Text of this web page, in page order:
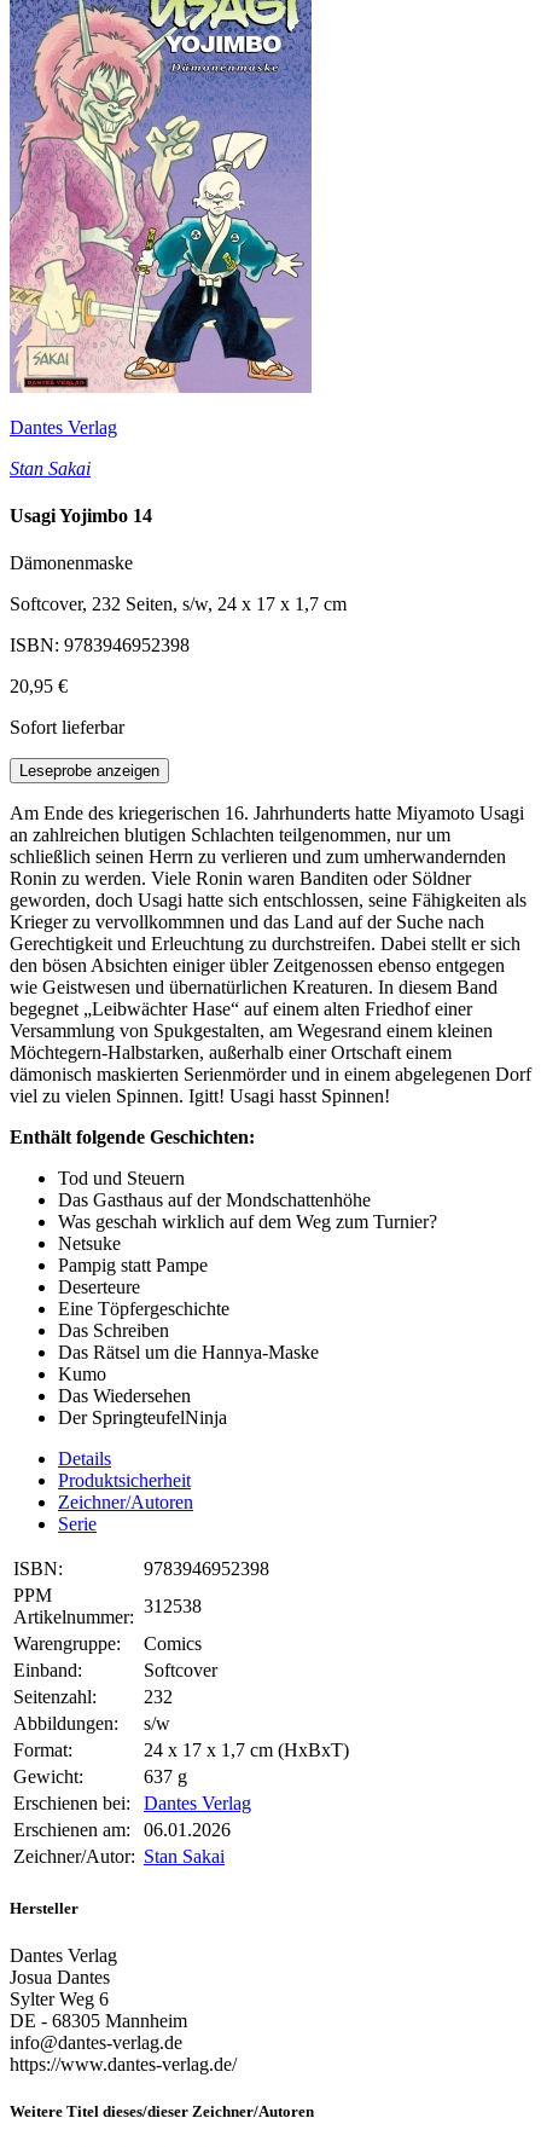
Dantes Verlag
Stan Sakai
Usagi Yojimbo 14
Dämonenmaske
Softcover, 232 Seiten, s/w, 24 x 17 x 1,7 cm
ISBN: 9783946952398
20,95 €
Sofort lieferbar
Leseprobe anzeigen
Am Ende des kriegerischen 16. Jahrhunderts hatte Miyamoto Usagi
an zahlreichen blutigen Schlachten teilgenommen, nur um
schließlich seinen Herrn zu verlieren und zum umherwandernden
Ronin zu werden. Viele Ronin waren Banditen oder Söldner
geworden, doch Usagi hatte sich entschlossen, seine Fähigkeiten als
Krieger zu vervollkommnen und das Land auf der Suche nach
Gerechtigkeit und Erleuchtung zu durchstreifen. Dabei stellt er sich
den bösen Absichten einiger übler Zeitgenossen ebenso entgegen
wie Geistwesen und übernatürlichen Kreaturen. In diesem Band
begegnet „Leibwächter Hase“ auf einem alten Friedhof einer
Versammlung von Spukgestalten, am Wegesrand einem kleinen
Möchtegern-Halbstarken, außerhalb einer Ortschaft einem
dämonisch maskierten Serienmörder und in einem abgelegenen Dorf
viel zu vielen Spinnen. Igitt! Usagi hasst Spinnen!
Enthält folgende Geschichten:
Tod und Steuern
Das Gasthaus auf der Mondschattenhöhe
Was geschah wirklich auf dem Weg zum Turnier?
Netsuke
Pampig statt Pampe
Deserteure
Eine Töpfergeschichte
Das Schreiben
Das Rätsel um die Hannya-Maske
Kumo
Das Wiedersehen
Der SpringteufelNinja
Details
Produktsicherheit
Zeichner/Autoren
Serie
ISBN:
9783946952398
PPM
Artikelnummer:
312538
Warengruppe:
Comics
Einband:
Softcover
Seitenzahl:
232
Abbildungen:
s/w
Format:
24 x 17 x 1,7 cm (HxBxT)
Gewicht:
637 g
Erschienen bei:
Dantes Verlag
Erschienen am:
06.01.2026
Zeichner/Autor: Stan Sakai
Hersteller
Dantes Verlag
Josua Dantes
Sylter Weg 6
DE - 68305 Mannheim
info@dantes-verlag.de
https://www.dantes-verlag.de/
Weitere Titel dieses/dieser Zeichner/Autoren